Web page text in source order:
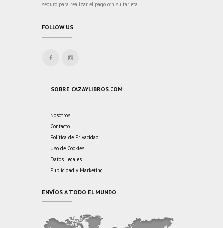
seguro para realizar el pago con su tarjeta.
FOLLOW US
SOBRE CAZAYLIBROS.COM
Nosotros
Contacto
Política de Privacidad
Uso de Cookies
Datos Legales
Publicidad y Marketing
ENVÍOS A TODO EL MUNDO